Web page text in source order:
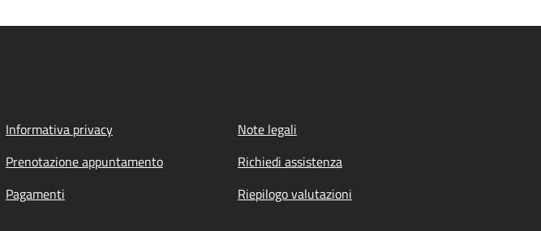
Informativa privacy
Note legali
Prenotazione appuntamento
Richiedi assistenza
Pagamenti
Riepilogo valutazioni